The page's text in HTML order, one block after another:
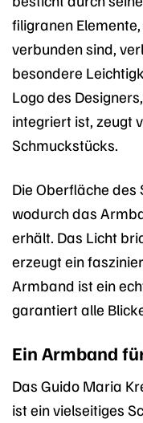
filigranen
verbunden sind,
besondere
Logo des
integriert ist, zeugt
Schmuckstücks.
Die Oberfläche
wodurch das
erhält. Das Licht
erzeugt ein
Armband ist ein
garantiert alle
Ein Armband
Das Guido Maria
ist ein vielseitiges